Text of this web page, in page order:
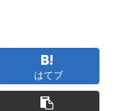
はてブ